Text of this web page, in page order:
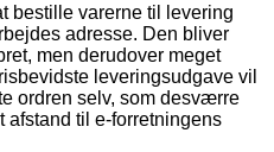
bestille varerne til levering
adresse. Den bliver
men derudover meget
leveringsudgave vil
ordren selv, som desværre
afstand til e-forretningens